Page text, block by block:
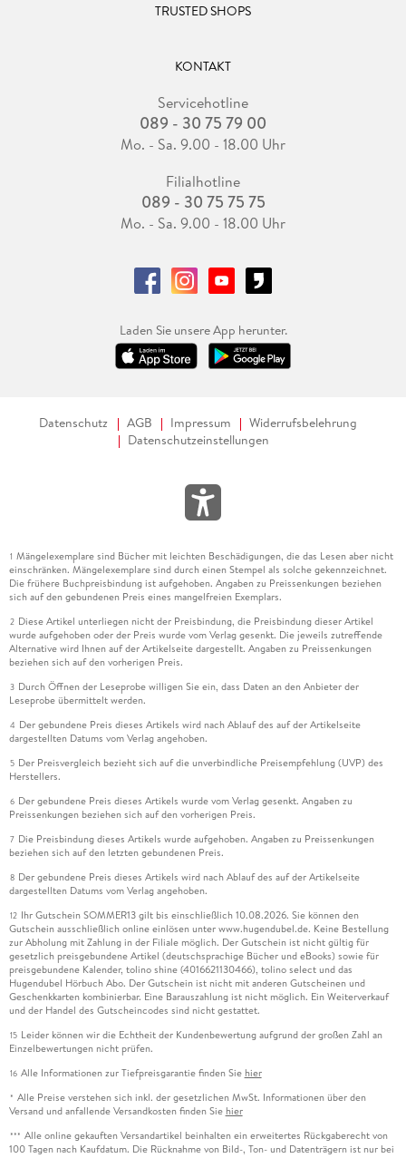
TRUSTED SHOPS
KONTAKT
Servicehotline
089 - 30 75 79 00
Mo. - Sa. 9.00 - 18.00 Uhr
Filialhotline
089 - 30 75 75 75
Mo. - Sa. 9.00 - 18.00 Uhr
Laden Sie unsere App herunter.
Datenschutz AGB Impressum
Widerrufsbelehrung
Datenschutzeinstellungen
1 Mängelexemplare sind Bücher mit leichten Beschädigungen, die das Lesen aber nicht
einschränken. Mängelexemplare sind durch einen Stempel als solche gekennzeichnet.
Die frühere Buchpreisbindung ist aufgehoben. Angaben zu Preissenkungen beziehen
sich auf den gebundenen Preis eines mangelfreien Exemplars.
2 Diese Artikel unterliegen nicht der Preisbindung, die Preisbindung dieser Artikel
wurde aufgehoben oder der Preis wurde vom Verlag gesenkt. Die jeweils zutreffende
Alternative wird Ihnen auf der Artikelseite dargestellt. Angaben zu Preissenkungen
beziehen sich auf den vorherigen Preis.
3 Durch Öffnen der Leseprobe willigen Sie ein, dass Daten an den Anbieter der
Leseprobe übermittelt werden.
4 Der gebundene Preis dieses Artikels wird nach Ablauf des auf der Artikelseite
dargestellten Datums vom Verlag angehoben.
5 Der Preisvergleich bezieht sich auf die unverbindliche Preisempfehlung (UVP) des
Herstellers.
6 Der gebundene Preis dieses Artikels wurde vom Verlag gesenkt. Angaben zu
Preissenkungen beziehen sich auf den vorherigen Preis.
7 Die Preisbindung dieses Artikels wurde aufgehoben. Angaben zu Preissenkungen
beziehen sich auf den letzten gebundenen Preis.
8 Der gebundene Preis dieses Artikels wird nach Ablauf des auf der Artikelseite
dargestellten Datums vom Verlag angehoben.
12 Ihr Gutschein SOMMER13 gilt bis einschließlich 10.08.2026. Sie können den
Gutschein ausschließlich online einlösen unter www.hugendubel.de. Keine Bestellung
zur Abholung mit Zahlung in der Filiale möglich. Der Gutschein ist nicht gültig für
gesetzlich preisgebundene Artikel (deutschsprachige Bücher und eBooks) sowie für
preisgebundene Kalender, tolino shine (4016621130466), tolino select und das
Hugendubel Hörbuch Abo. Der Gutschein ist nicht mit anderen Gutscheinen und
Geschenkkarten kombinierbar. Eine Barauszahlung ist nicht möglich. Ein Weiterverkauf
und der Handel des Gutscheincodes sind nicht gestattet.
15 Leider können wir die Echtheit der Kundenbewertung aufgrund der großen Zahl an
Einzelbewertungen nicht prüfen.
16 Alle Informationen zur Tiefpreisgarantie finden Sie hier
* Alle Preise verstehen sich inkl. der gesetzlichen MwSt. Informationen über den
Versand und anfallende Versandkosten finden Sie hier
*** Alle online gekauften Versandartikel beinhalten ein erweitertes Rückgaberecht von
100 Tagen nach Kaufdatum. Die Rücknahme von Bild-, Ton- und Datenträgern ist nur bei